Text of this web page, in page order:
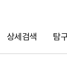
상세검색 탐
검색